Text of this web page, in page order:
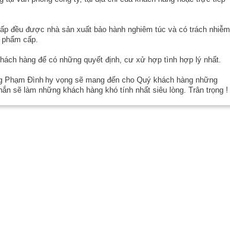
đều được nhà sản xuất bảo hành nghiêm túc và có trách nhiễm
cấp.
hàng để có những quyết định, cư xử hợp tình hợp lý nhất.
Phạm Đình hy vọng sẽ mang đến cho Quý khách hàng những
sẽ làm những khách hàng khó tính nhất siêu lòng. Trân trọng !